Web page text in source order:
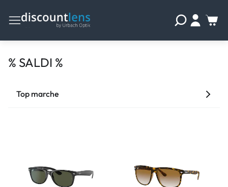
% SALDI %
Top marche